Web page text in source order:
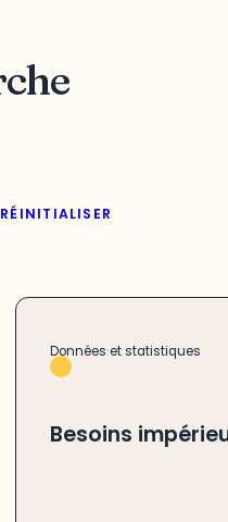
RÉINITIALISER
Données et statistiques
Besoins